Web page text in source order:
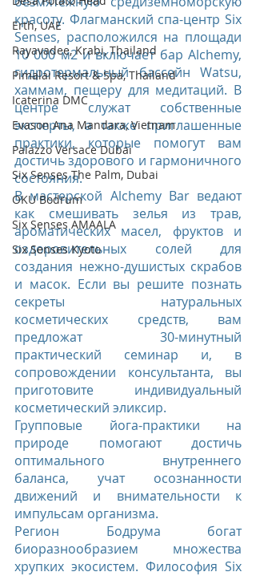
Erth, UAE
Rayavadee, Krabi, Thailand
Pimalai Resort & Spa, Thailand
Icaterina DMC
Evason Ana Mandara, Vietnam
Palazzo Versace Dubai
Six Senses The Palm, Dubai
OKU Bodrum
Six Senses AMAALA
Six Senses Kyoto
красоту. Флагманский спа-центр Six
Senses, расположился на площади
10 000 м2 и включает бар Alchemy,
гидротермальный бассейн Watsu,
хаммам, пещеру для медитаций. В
центре служат собственные
эксперты, а также приглашенные
практики, которые помогут вам
достичь здорового и гармоничного
состояния.
В мастерской Alchemy Bar ведают
как смешивать зелья из трав,
ароматических масел, фруктов и
оздоровительных солей для
создания нежно-душистых скрабов
и масок. Если вы решите познать
секреты натуральных
косметических средств, вам
предложат 30-минутный
практический семинар и, в
сопровождении консультанта, вы
приготовите индивидуальный
косметический эликсир.
Групповые йога-практики на
природе помогают достичь
оптимального внутреннего
баланса, учат осознанности
движений и внимательности к
импульсам организма.
Регион Бодрума богат
биоразнообразием множества
хрупких экосистем. Философия Six